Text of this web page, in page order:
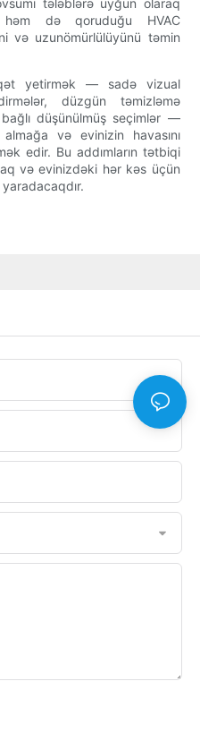
tələblərə uyğun olaraq
də qoruduğu HVAC
və uzunömürlülüyünü təmin
yetirmək — sadə vizual
düzgün təmizləmə
düşünülmüş seçimlər —
almağa və evinizin havasını
edir. Bu addımların tətbiqi
və evinizdəki hər kəs üçün